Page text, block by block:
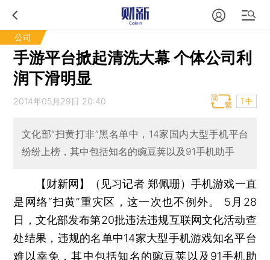
公司
手游平台掀起清洗大幕 个体公司利
润下滑明显
2014年05月29日 20:40 T中
文化部“扫黄打非”黑名单中，14家国内大型手机平台
纷纷上榜，其中包括知名的豌豆荚以及91手机助手
【财新网】（见习记者 郑佩珊）手机游戏一直
是网络“扫黄”重灾区，这一次也不例外。 5月28
日，文化部发布第20批违法违规互联网文化活动查
处结果，违规的名单中14家大型手机游戏知名平台
难以幸免，其中包括知名的豌豆荚以及91手机助